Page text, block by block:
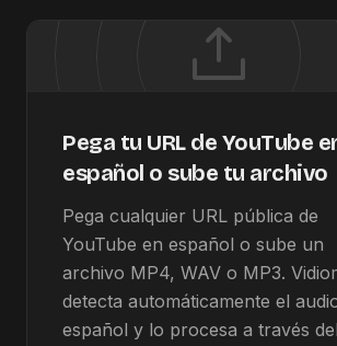
Pega tu URL de YouTube
español o sube tu archivo
Pega cualquier URL pública de
YouTube en español o sube un
archivo MP4, WAV o MP3.
detecta automáticamente el
español y lo procesa a través del